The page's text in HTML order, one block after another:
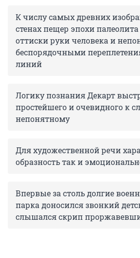
К числу самых древних
стенах пещер эпохи
оттиски руки человека и
беспорядочными
линий
Логику познания Декарт
простейшего и очевидного к
непонятному
Для художественной речи
образность так и
Впервые за столь долгие
парка доносился звонкий
слышался скрип